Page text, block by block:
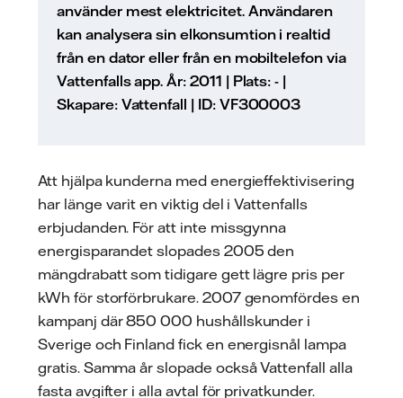
använder mest elektricitet. Användaren
kan analysera sin elkonsumtion i realtid
från en dator eller från en mobiltelefon via
Vattenfalls app. År: 2011 | Plats: - |
Skapare: Vattenfall | ID: VF300003
Att hjälpa kunderna med energieffektivisering
har länge varit en viktig del i Vattenfalls
erbjudanden. För att inte missgynna
energisparandet slopades 2005 den
mängdrabatt som tidigare gett lägre pris per
kWh för storförbrukare. 2007 genomfördes en
kampanj där 850 000 hushållskunder i
Sverige och Finland fick en energisnål lampa
gratis. Samma år slopade också Vattenfall alla
fasta avgifter i alla avtal för privatkunder.